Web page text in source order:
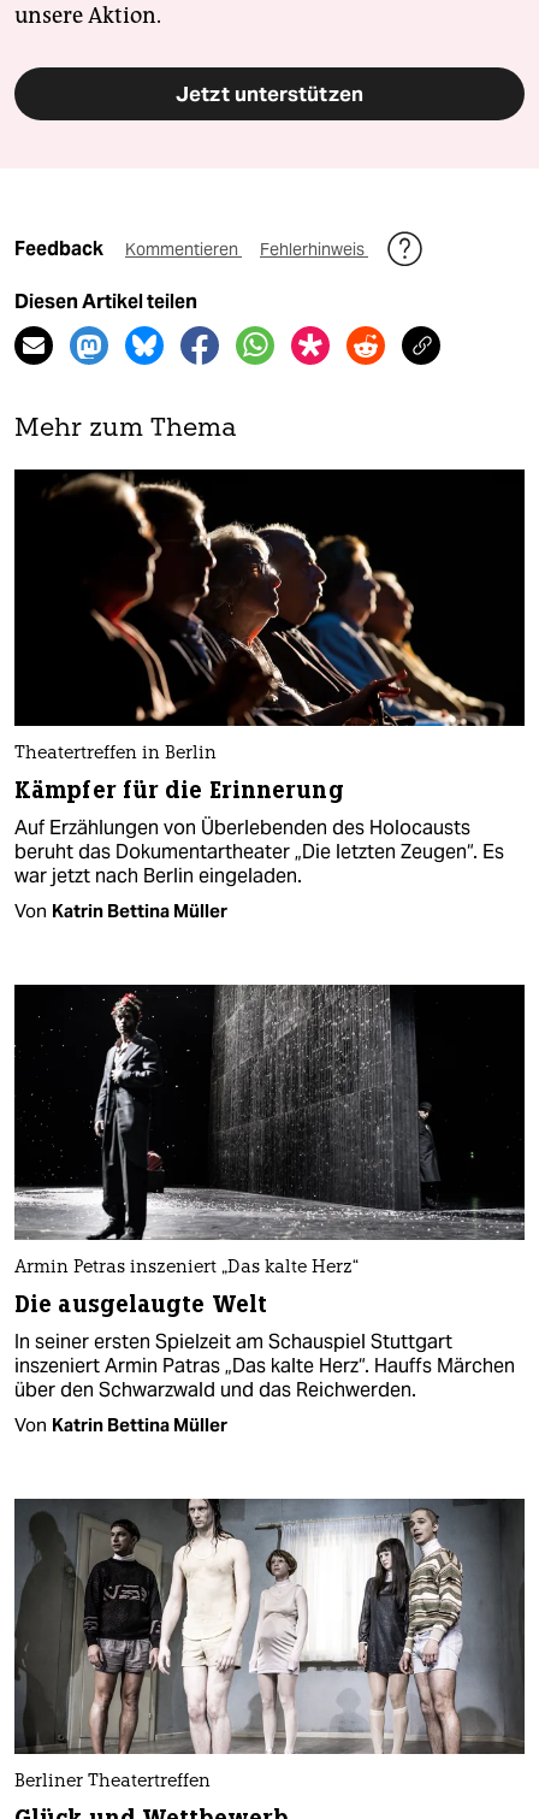
unsere Aktion.
Jetzt unterstützen
Feedback Kommentieren Fehlerhinweis
Diesen Artikel teilen
Mehr zum Thema
Theatertreffen in Berlin
Kämpfer für die Erinnerung
Auf Erzählungen von Überlebenden des Holocausts
beruht das Dokumentartheater „Die letzten Zeugen“. Es
war jetzt nach Berlin eingeladen.
Von Katrin Bettina Müller
Armin Petras inszeniert „Das kalte Herz“
Die ausgelaugte Welt
In seiner ersten Spielzeit am Schauspiel Stuttgart
inszeniert Armin Patras „Das kalte Herz“. Hauffs Märchen
über den Schwarzwald und das Reichwerden.
Von Katrin Bettina Müller
Berliner Theatertreffen